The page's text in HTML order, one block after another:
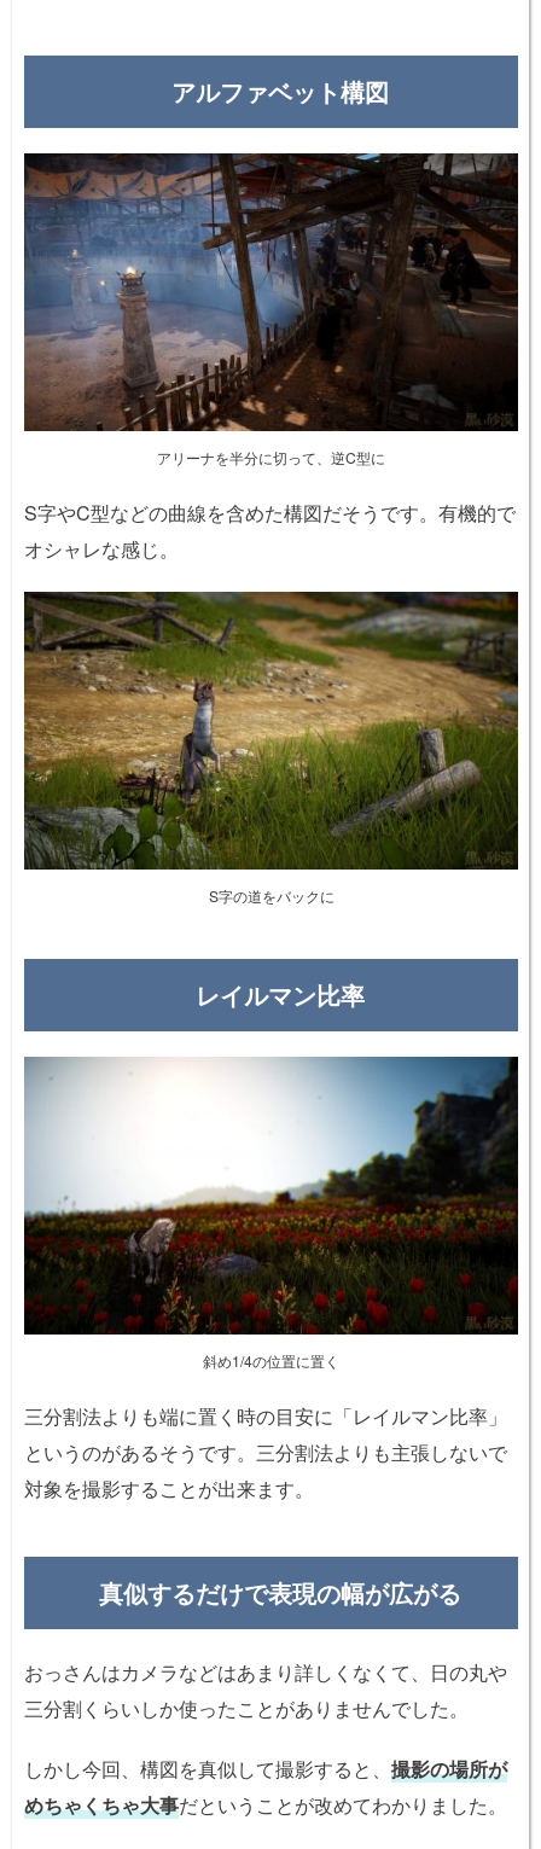
アルファベット構図
アリーナを半分に切って、逆C型に
S字やC型などの曲線を含めた構図だそうです。有機的で
オシャレな感じ。
S字の道をバックに
レイルマン比率
斜め1/4の位置に置く
三分割法よりも端に置く時の目安に「レイルマン比率」
というのがあるそうです。三分割法よりも主張しないで
対象を撮影することが出来ます。
真似するだけで表現の幅が広がる
おっさんはカメラなどはあまり詳しくなくて、日の丸や
三分割くらいしか使ったことがありませんでした。
しかし今回、構図を真似して撮影すると、 撮影の場所が
めちゃくちゃ大事だということが改めてわかりました。